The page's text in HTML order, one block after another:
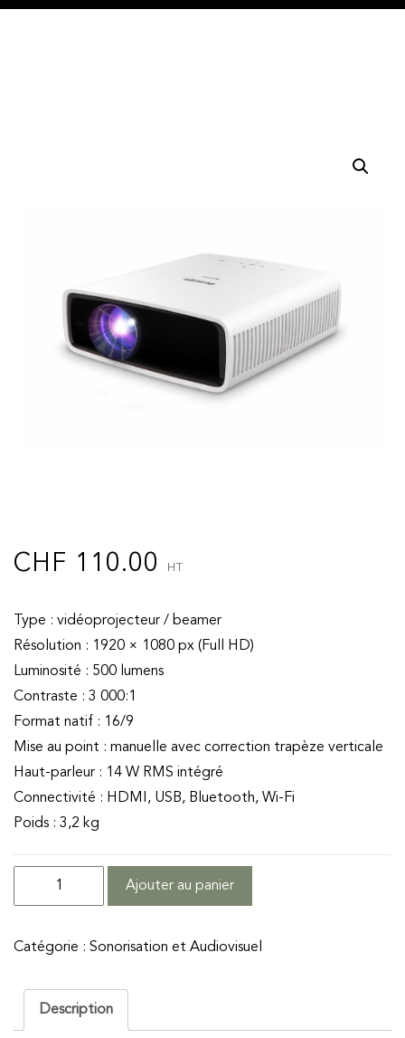
CHF 110.00 HT
Type : vidéoprojecteur / beamer
Résolution : 1920 × 1080 px (Full HD)
Luminosité : 500 lumens
Contraste : 3 000:1
Format natif : 16/9
Mise au point : manuelle avec correction trapèze verticale
Haut-parleur : 14 W RMS intégré
Connectivité : HDMI, USB, Bluetooth, Wi-Fi
Poids : 3,2 kg
quantité
de
Full
Ajouter au panier
Catégorie : Sonorisation et Audiovisuel
Description